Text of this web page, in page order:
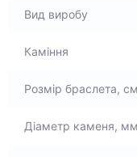
Вид виробу
Каміння
Розмір браслета, см
Діаметр каменя, мм